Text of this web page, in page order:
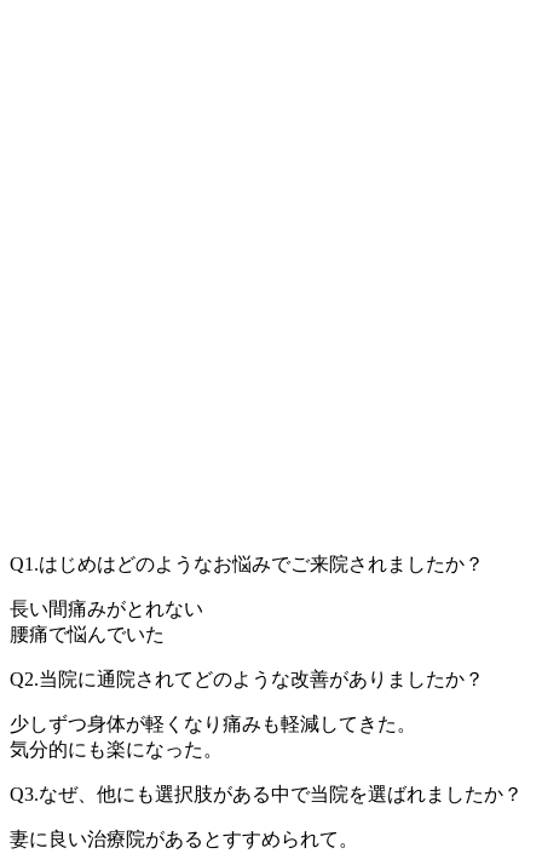
Q1.はじめはどのようなお悩みでご来院されましたか？
長い間痛みがとれない
腰痛で悩んでいた
Q2.当院に通院されてどのような改善がありましたか？
少しずつ身体が軽くなり痛みも軽減してきた。
気分的にも楽になった。
Q3.なぜ、他にも選択肢がある中で当院を選ばれましたか？
妻に良い治療院があるとすすめられて。